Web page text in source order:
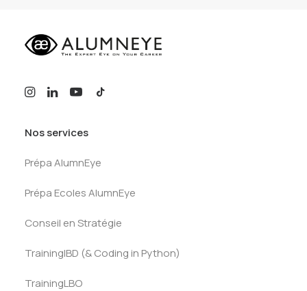
Nos services
Prépa AlumnEye
Prépa Ecoles AlumnEye
Conseil en Stratégie
TrainingIBD (& Coding in Python)
TrainingLBO